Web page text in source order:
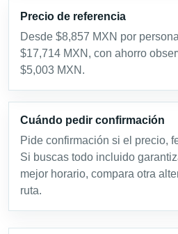
Precio de referencia
Desde $8,857 MXN por
$17,714 MXN, con ahorro
$5,003 MXN.
Cuándo pedir confirmación
Pide confirmación si el precio,
Si buscas todo incluido
mejor horario, compara otra
ruta.